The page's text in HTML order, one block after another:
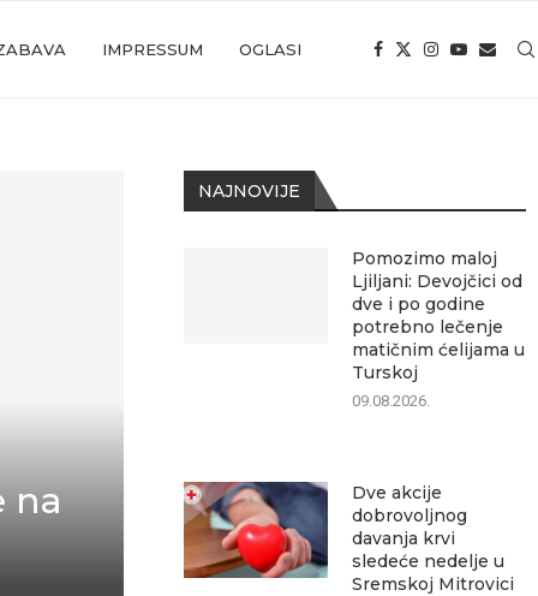
IMPRESSUM OGLASI
na
NAJNOVIJE
Pomozimo maloj
Ljiljani: Devojčici od
dve i po godine
potrebno lečenje
matičnim ćelijama u
Turskoj
09.08.2026.
Dve akcije
dobrovoljnog
davanja krvi
sledeće nedelje u
Sremskoj Mitrovici